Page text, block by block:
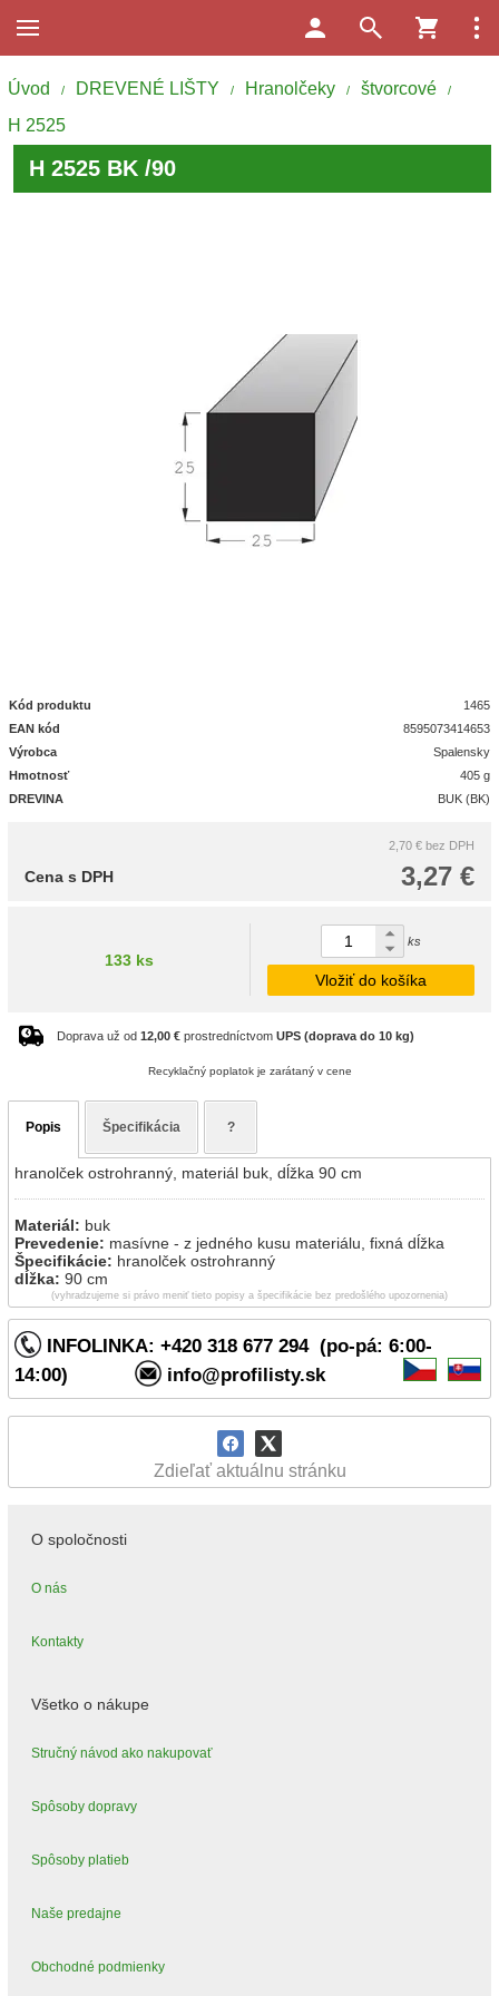
INFOLINKA: +420 318 677 294 (po-pá: 6:00-
14:00)
info@profilisty.sk
Zdieľať aktuálnu stránku
Úvod / DREVENÉ LIŠTY / Hranolčeky / štvorcové /
H 2525
H 2525 BK /90
Kód produktu
1465
EAN kód
8595073414653
Výrobca
Spalensky
Hmotnosť
405 g
DREVINA
BUK (BK)
2,70 € bez DPH
3,27 €
Cena s DPH
133 ks
ks
Vložiť do košíka
Doprava už od 12,00 € prostredníctvom UPS (doprava do 10 kg)
Recyklačný poplatok je zarátaný v cene
Popis Špecifikácia ?
hranolček ostrohranný, materiál buk, dĺžka 90 cm
Materiál: buk
Prevedenie: masívne - z jedného kusu materiálu, fixná dĺžka
Špecifikácie: hranolček ostrohranný
dĺžka: 90 cm
(vyhradzujeme si právo meniť tieto popisy a špecifikácie bez predošlého upozornenia)
O spoločnosti
O nás
Kontakty
Všetko o nákupe
Stručný návod ako nakupovať
Spôsoby dopravy
Spôsoby platieb
Naše predajne
Obchodné podmienky